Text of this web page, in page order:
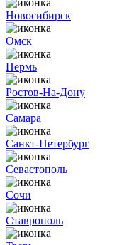
Новосибирск
Омск
Пермь
Ростов-На-Дону
Самара
Санкт-Петербург
Севастополь
Сочи
Ставрополь